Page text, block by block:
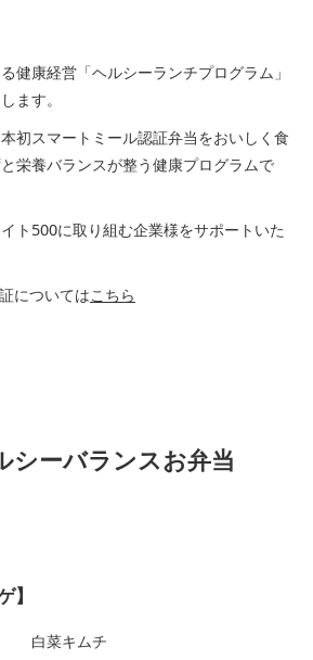
健康経営「ヘルシーランチプログラム」
ます。
初スマートミール認証弁当をおいしく食
養バランスが整う健康プログラムで
ト500に取り組む企業様をサポートいた
についてはこちら
シーバランスお弁当
】
白菜キムチ